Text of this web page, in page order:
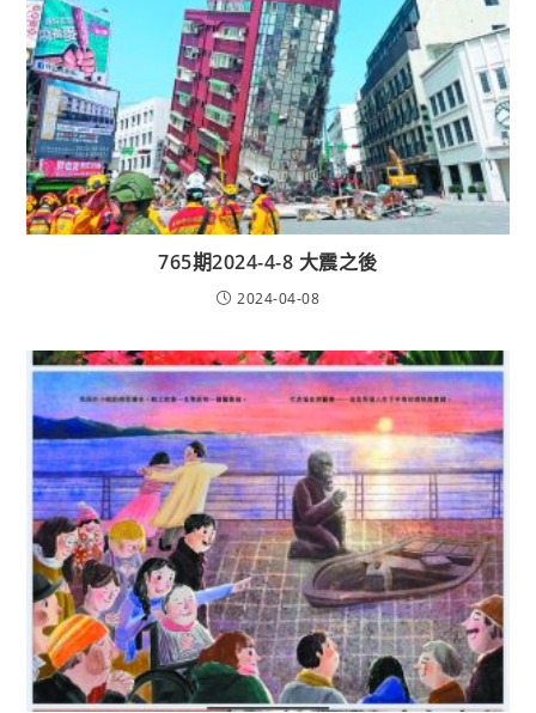
765期2024-4-8 大震之後
2024-04-08